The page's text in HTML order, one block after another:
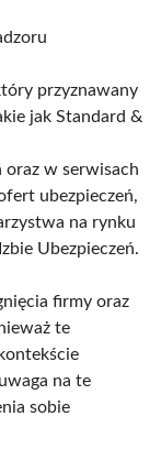
przyznawany
jak Standard &
w serwisach
ubezpieczeń,
na rynku
Ubezpieczeń.
firmy oraz
te
na te
sobie